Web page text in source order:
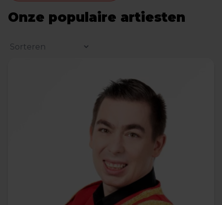
Onze populaire artiesten